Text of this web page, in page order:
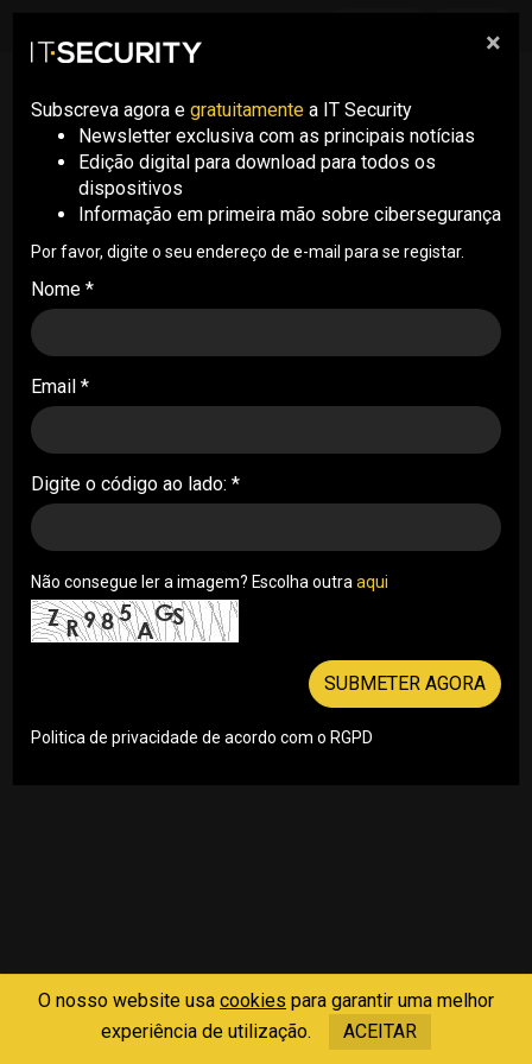
×
Subscreva agora e gratuitamente a IT Security
Newsletter exclusiva com as principais notícias
Edição digital para download para todos os
dispositivos
Informação em primeira mão sobre cibersegurança
Por favor, digite o seu endereço de e-mail para se registar.
Nome *
Email *
Digite o código ao lado: *
Não consegue ler a imagem? Escolha outra aqui
SUBMETER AGORA
Politica de privacidade de acordo com o RGPD
O nosso website usa cookies para garantir uma melhor
experiência de utilização.
ACEITAR